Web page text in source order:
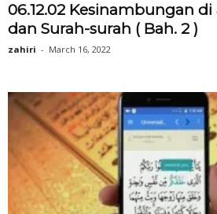
06.12.02 Kesinambungan
dan Surah-surah ( Bah. 2 )
zahiri - March 16, 2022